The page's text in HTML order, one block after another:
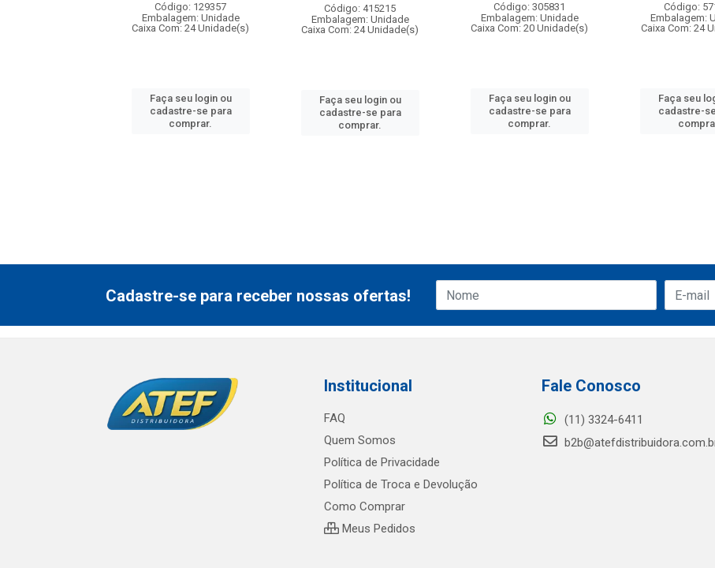
Código: 129357
Embalagem: Unidade
Caixa Com: 24 Unidade(s)
Faça seu login ou
cadastre-se para
comprar.
Código: 415215
Embalagem: Unidade
Caixa Com: 24 Unidade(s)
Faça seu login ou
cadastre-se para
comprar.
Código: 305831
Embalagem: Unidade
Caixa Com: 20 Unidade(s)
Faça seu login ou
cadastre-se para
comprar.
Código:
Embalagem:
Caixa Com: 24
Faça seu
cadastre-
Cadastre-se para receber nossas ofertas!
Institucional
FAQ
Quem Somos
Política de Privacidade
Política de Troca e Devolução
Como Comprar
Meus Pedidos
Fale Conosco
(11) 3324-6411